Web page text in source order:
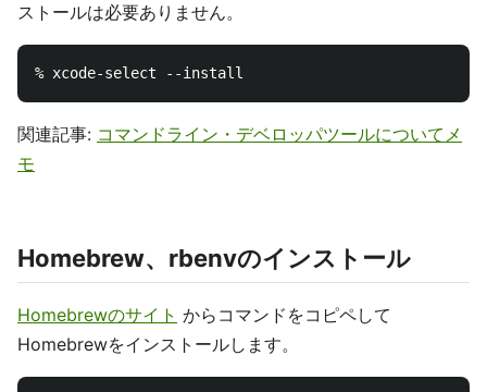
ストールは必要ありません。
関連記事: コマンドライン・デベロッパツールについてメ
モ
Homebrew、rbenvのインストール
Homebrewのサイト からコマンドをコピペして
Homebrewをインストールします。